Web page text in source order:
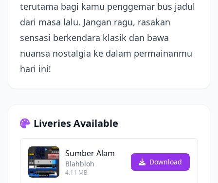
terutama bagi kamu penggemar bus jadul
dari masa lalu. Jangan ragu, rasakan
sensasi berkendara klasik dan bawa
nuansa nostalgia ke dalam permainanmu
hari ini!
Liveries Available
Sumber Alam
Blahbloh
4.11 MB
Download